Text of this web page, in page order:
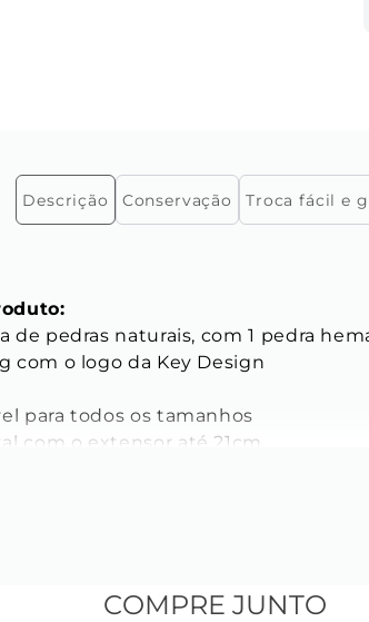
Descrição Conservação Troca fácil e
de pedras naturais, com 1 pedra
com o logo da Key Design
para todos os tamanhos
com o extensor até 21cm
COMPRE JUNTO